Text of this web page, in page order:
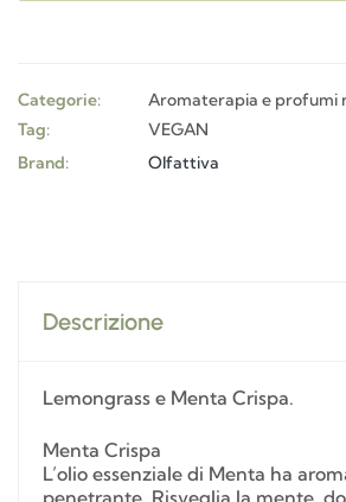
Categorie: Aromaterapia e profumi
Tag:
VEGAN
Brand:
Olfattiva
Descrizione
Lemongrass e Menta Crispa.
Menta Crispa
L’olio essenziale di Menta ha
penetrante. Risveglia la mente,